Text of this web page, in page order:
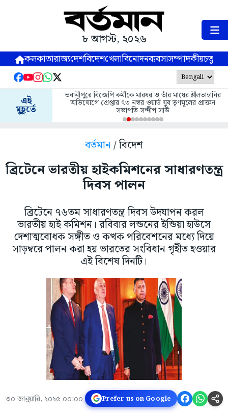
৮ আগস্ট, ২০২৬
কলকাতারাজ্যদেশবিদেশখেলাবিনোদনব্যবসাসম্পাদকীয়
এই
মুহূর্তে
ভবানীপুরে বিজেপি কর্মীকে মারধর ও তাঁর মায়ের শ্লীলতাহানির
অভিযোগে গ্রেপ্তার ৭৩ নম্বর ওয়ার্ড যুব তৃণমূলের প্রাক্তন
সভাপতি সন্দীপ সাউ
বর্তমান/ বিদেশ
ব্রিটেনে ভারতীয় হাইকমিশনের সাধারণতন্ত্র
দিবস পালন
ব্রিটেনে ৭৬তম সাধারণতন্ত্র দিবস উদযাপন করল
ভারতীয় হাই কমিশন। রবিবার লন্ডনের ইন্ডিয়া হাউসে
দেশাত্মবোধক সঙ্গীত ও কত্থক পরিবেশনের মধ্যে দিয়ে
সাড়ম্বরে পালন করা হয় ভারতের সংবিধান গৃহীত হওয়ার
এই বিশেষ দিনটি।
৩০ জানুয়ারি, ২০২৫ ০০:০০ Prefer us on Google